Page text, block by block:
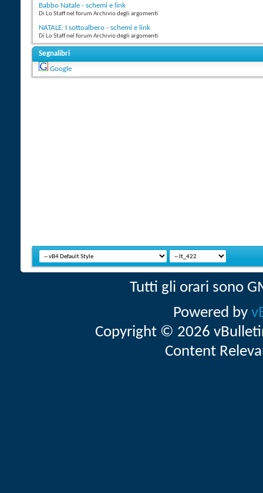
Babbo Natale - schemi e link
Di Lo Staff nel forum Archivio degli argomenti
NATALE: I sottoalbero - schemi e link
Di Lo Staff nel forum Archivio degli argomenti
Segnalibri
Google
Tutti gli orari sono
Powered by
Copyright © 2026
Content